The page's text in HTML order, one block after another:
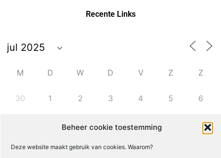
Beheer cookie toestemming
Deze website maakt gebruik van cookies. Waarom?
Recente Links
M D W D V Z Z
30 1 2 3 4 5 6
9 10 11 13